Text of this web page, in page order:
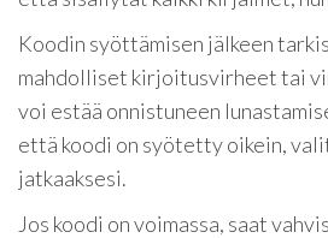
Koodin syöttämisen jälkeen
mahdolliset kirjoitusvirheet tai
voi estää onnistuneen
että koodi on syötetty oikein,
jatkaaksesi.
Jos koodi on voimassa, saat